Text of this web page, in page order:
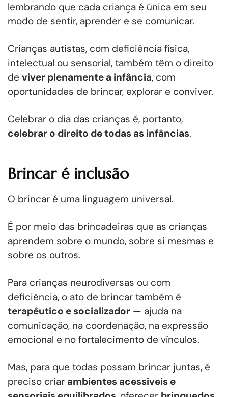
lembrando que cada criança é única em seu
modo de sentir, aprender e se comunicar.
Crianças autistas, com deficiência física,
intelectual ou sensorial, também têm o direito
de viver plenamente a infância, com
oportunidades de brincar, explorar e conviver.
Celebrar o dia das crianças é, portanto,
celebrar o direito de todas as infâncias.
Brincar é inclusão
O brincar é uma linguagem universal.
É por meio das brincadeiras que as crianças
aprendem sobre o mundo, sobre si mesmas e
sobre os outros.
Para crianças neurodiversas ou com
deficiência, o ato de brincar também é
terapêutico e socializador — ajuda na
comunicação, na coordenação, na expressão
emocional e no fortalecimento de vínculos.
Mas, para que todas possam brincar juntas, é
preciso criar ambientes acessíveis e